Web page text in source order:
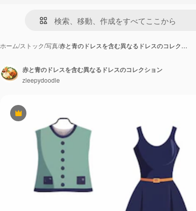
ホーム/ストック/写真/赤と青のドレスを含む異なるドレスのコレク…
Premium
赤と青のドレスを含む異なるドレスのコレクション
zleepydoodle